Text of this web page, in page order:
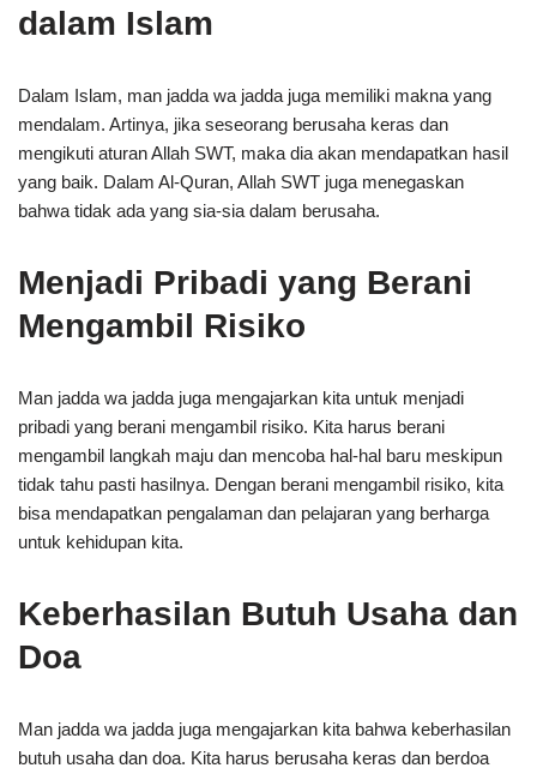
dalam Islam
Dalam Islam, man jadda wa jadda juga memiliki makna yang
mendalam. Artinya, jika seseorang berusaha keras dan
mengikuti aturan Allah SWT, maka dia akan mendapatkan hasil
yang baik. Dalam Al-Quran, Allah SWT juga menegaskan
bahwa tidak ada yang sia-sia dalam berusaha.
Menjadi Pribadi yang Berani
Mengambil Risiko
Man jadda wa jadda juga mengajarkan kita untuk menjadi
pribadi yang berani mengambil risiko. Kita harus berani
mengambil langkah maju dan mencoba hal-hal baru meskipun
tidak tahu pasti hasilnya. Dengan berani mengambil risiko, kita
bisa mendapatkan pengalaman dan pelajaran yang berharga
untuk kehidupan kita.
Keberhasilan Butuh Usaha dan
Doa
Man jadda wa jadda juga mengajarkan kita bahwa keberhasilan
butuh usaha dan doa. Kita harus berusaha keras dan berdoa